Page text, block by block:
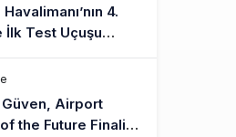
4.
İlk Test Uçuşu
Güven, Airport
the Future Finalisti